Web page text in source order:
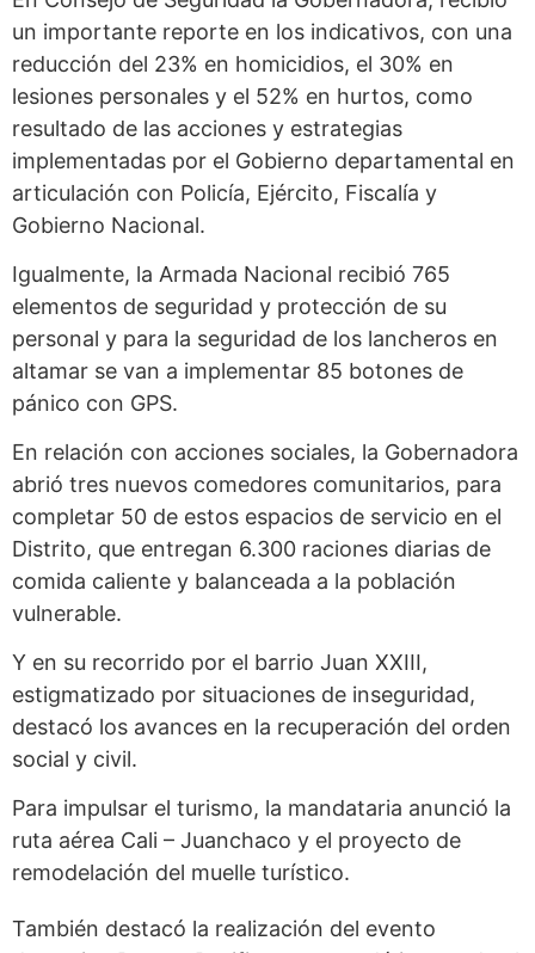
un importante reporte en los indicativos, con una
reducción del 23% en homicidios, el 30% en
lesiones personales y el 52% en hurtos, como
resultado de las acciones y estrategias
implementadas por el Gobierno departamental en
articulación con Policía, Ejército, Fiscalía y
Gobierno Nacional.
Igualmente, la Armada Nacional recibió 765
elementos de seguridad y protección de su
personal y para la seguridad de los lancheros en
altamar se van a implementar 85 botones de
pánico con GPS.
En relación con acciones sociales, la Gobernadora
abrió tres nuevos comedores comunitarios, para
completar 50 de estos espacios de servicio en el
Distrito, que entregan 6.300 raciones diarias de
comida caliente y balanceada a la población
vulnerable.
Y en su recorrido por el barrio Juan XXIII,
estigmatizado por situaciones de inseguridad,
destacó los avances en la recuperación del orden
social y civil.
Para impulsar el turismo, la mandataria anunció la
ruta aérea Cali – Juanchaco y el proyecto de
remodelación del muelle turístico.
También destacó la realización del evento